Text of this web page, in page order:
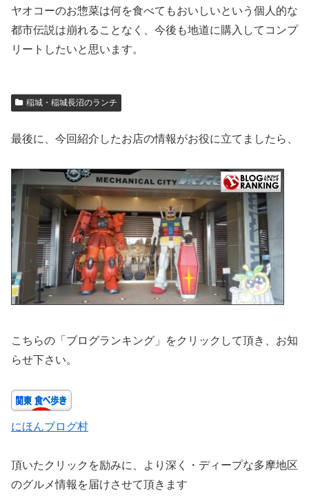
ヤオコーのお惣菜は何を食べてもおいしいという個人的な
都市伝説は崩れることなく、今後も地道に購入してコンプ
リートしたいと思います。
稲城・稲城長沼のランチ
最後に、今回紹介したお店の情報がお役に立てましたら、
こちらの「ブログランキング」をクリックして頂き、お知
らせ下さい。
にほんブログ村
頂いたクリックを励みに、より深く・ディープな多摩地区
のグルメ情報を届けさせて頂きます